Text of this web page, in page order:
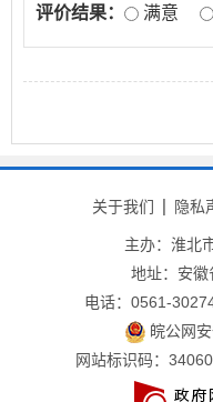
评价结果： 满意
关于我们 隐私
主办：淮北
地址：安徽
电话：0561-
皖公网
网站标识码：